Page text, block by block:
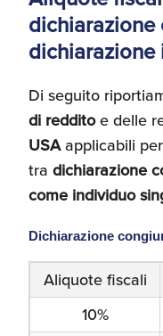
Di seguito
di redditoe delle
USAapplicabili
tra dichiarazione
come individuo
Dichiarazione
Aliquote fiscali
10%